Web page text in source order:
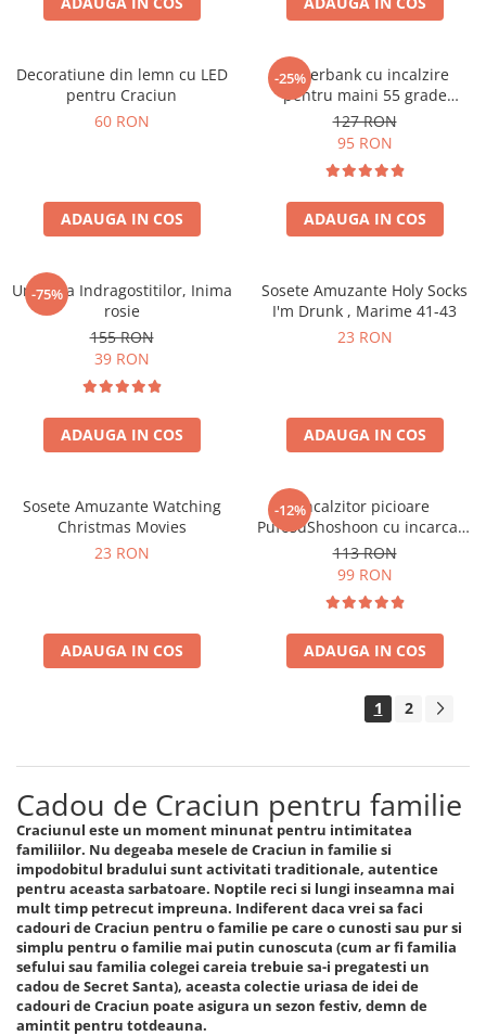
Decoratiune din lemn cu LED
pentru Craciun
60 RON
ADAUGA IN COS
-25%
Powerbank cu incalzire
pentru maini 55 grade
Bucuria frigurosilor
10000mAh
127 RON
95 RON
ADAUGA IN COS
-75%
Umbrela Indragostitilor, Inima
rosie
155 RON
39 RON
ADAUGA IN COS
Sosete Amuzante Holy Socks
I'm Drunk , Marime 41-43
23 RON
ADAUGA IN COS
Sosete Amuzante Watching
Christmas Movies
23 RON
ADAUGA IN COS
-12%Incalzitor picioare
PufosuShoshoon cu incarcare
USB
113 RON
99 RON
ADAUGA IN COS
1 2
Cadou de Craciun pentru familie
Craciunul este un moment minunat pentru intimitatea
familiilor. Nu degeaba mesele de Craciun in familie si
impodobitul bradului sunt activitati traditionale, autentice
pentru aceasta sarbatoare. Noptile reci si lungi inseamna mai
mult timp petrecut impreuna. Indiferent daca vrei sa faci
cadouri de Craciun pentru o familie pe care o cunosti sau pur si
simplu pentru o familie mai putin cunoscuta (cum ar fi familia
sefului sau familia colegei careia trebuie sa-i pregatesti un
cadou de Secret Santa), aceasta colectie uriasa de idei de
cadouri de Craciun poate asigura un sezon festiv, demn de
amintit pentru totdeauna.